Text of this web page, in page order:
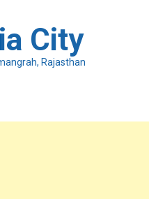
City
Rajasthan